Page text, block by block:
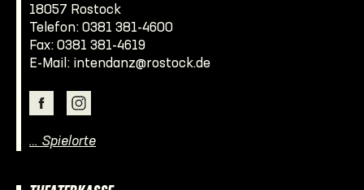
18057 Rostock
Telefon: 0381 381-4600
Fax: 0381 381-4619
E-Mail: intendanz@rostock.de
… Spielorte